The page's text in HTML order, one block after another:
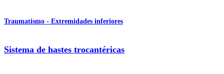
Traumatismo - Extremidades inferiores
Sistema de hastes trocantéricas